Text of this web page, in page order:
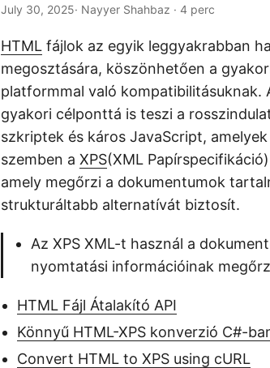
July 30, 2025· Nayyer Shahbaz · 4 perc
HTML fájlok az egyik leggyakrabban
megosztására, köszönhetően a
platformmal való kompatibilitásuknak.
gyakori célponttá is teszi a
szkriptek és káros JavaScript,
szemben a XPS(XML
amely megőrzi a dokumentumok
strukturáltabb alternatívát biztosít.
Az XPS XML-t használ a
nyomtatási információinak
HTML Fájl Átalakító API
Könnyű HTML-XPS konverzió C#-
Convert HTML to XPS using cURL